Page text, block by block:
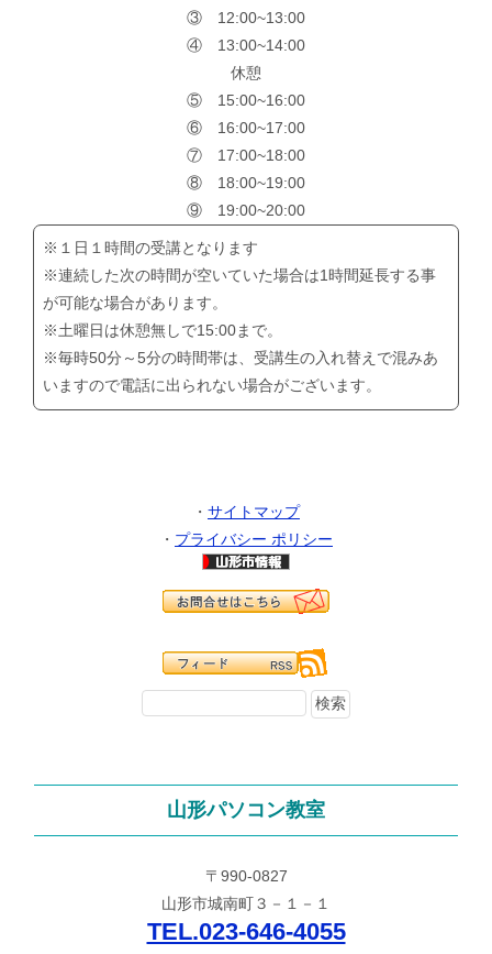
③ 12:00~13:00
④ 13:00~14:00
休憩
⑤ 15:00~16:00
⑥ 16:00~17:00
⑦ 17:00~18:00
⑧ 18:00~19:00
⑨ 19:00~20:00
※１日１時間の受講となります
※連続した次の時間が空いていた場合は1時間延長する事
が可能な場合があります。
※土曜日は休憩無しで15:00まで。
※毎時50分～5分の時間帯は、受講生の入れ替えで混みあ
いますので電話に出られない場合がございます。
・ サイトマップ
・ プライバシー ポリシー
山形パソコン教室
〒990-0827
山形市城南町３－１－１
TEL.023-646-4055